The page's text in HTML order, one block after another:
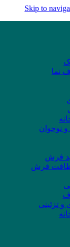
Skip to
نما
نوجوان
فرش
فرش
تزئینی